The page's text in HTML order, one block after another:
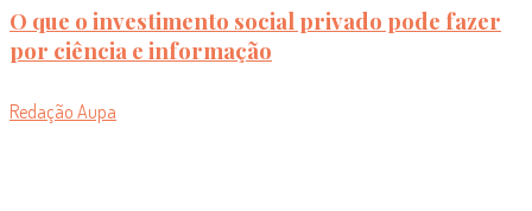
O que o investimento social privado pode fazer
por ciência e informação
Redação Aupa